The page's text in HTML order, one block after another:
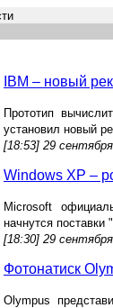
IBM – новый
Прототип
установил новый
[18:53] 29
Windows XP –
Microsoft
начнутся поставки
[18:30] 29
Фотонатиск
Olympus